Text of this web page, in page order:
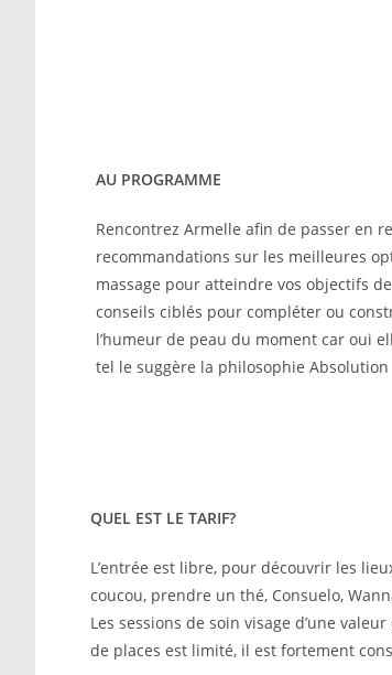
AU PROGRAMME
Rencontrez Armelle afin de passer en
recommandations sur les meilleures
massage pour atteindre vos objectifs
conseils ciblés pour compléter ou
l’humeur de peau du moment car oui
tel le suggère la philosophie Absolution
QUEL EST LE TARIF?
L’entrée est libre, pour découvrir les
coucou, prendre un thé, Consuelo,
Les sessions de soin visage d’une
de places est limité, il est fortement